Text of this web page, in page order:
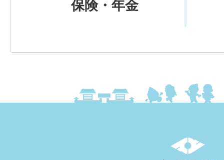
保険・年金